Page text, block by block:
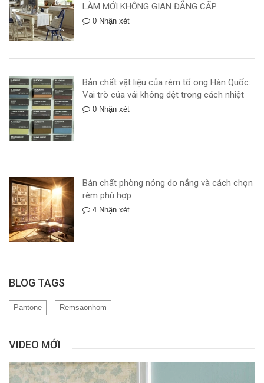
LÀM MỚI KHÔNG GIAN ĐẲNG CẤP
0 Nhận xét
Bản chất vật liệu của rèm tổ ong Hàn Quốc:
Vai trò của vải không dệt trong cách nhiệt
0 Nhận xét
Bản chất phòng nóng do nắng và cách chọn
rèm phù hợp
4 Nhận xét
BLOG TAGS
Pantone Remsaonhom
VIDEO MỚI